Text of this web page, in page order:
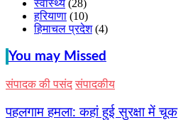
स्वास्थ्य (28)
हरियाणा (10)
हिमाचल प्रदेश(4)
You may Missed
संपादक की पसंद संपादकीय
पहलगाम हमला: कहां हुई सुरक्षा में चूक